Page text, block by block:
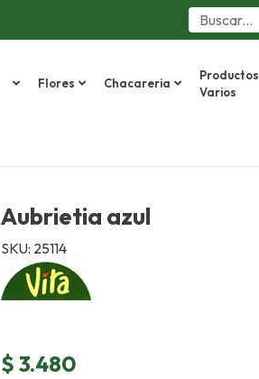
Flores Chacareria
Productos
Varios
Aubrietia azul
SKU: 25114
$ 3.480